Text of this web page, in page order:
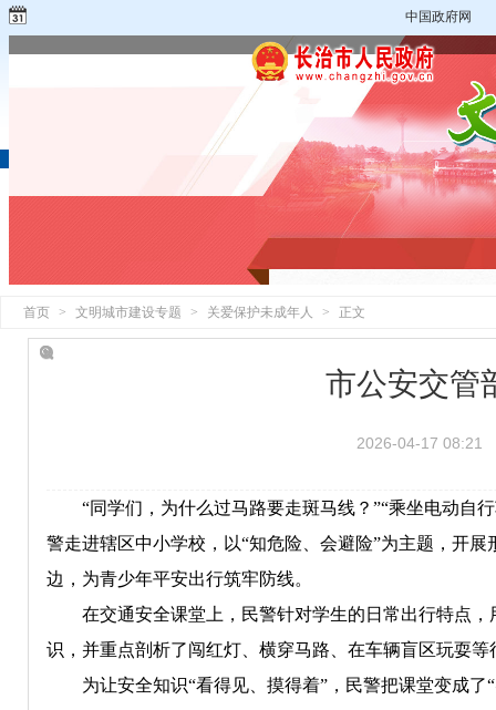
中国政府网
首页 > 文明城市建设专题 > 关爱保护未成年人 > 正文
市公安交管
2026-04-17 08:21
“同学们，为什么过马路要走斑马线？”“乘坐电动自
警走进辖区中小学校，以“知危险、会避险”为主题，开
边，为青少年平安出行筑牢防线。
在交通安全课堂上，民警针对学生的日常出行特点，
识，并重点剖析了闯红灯、横穿马路、在车辆盲区玩耍等
为让安全知识“看得见、摸得着”，民警把课堂变成了“